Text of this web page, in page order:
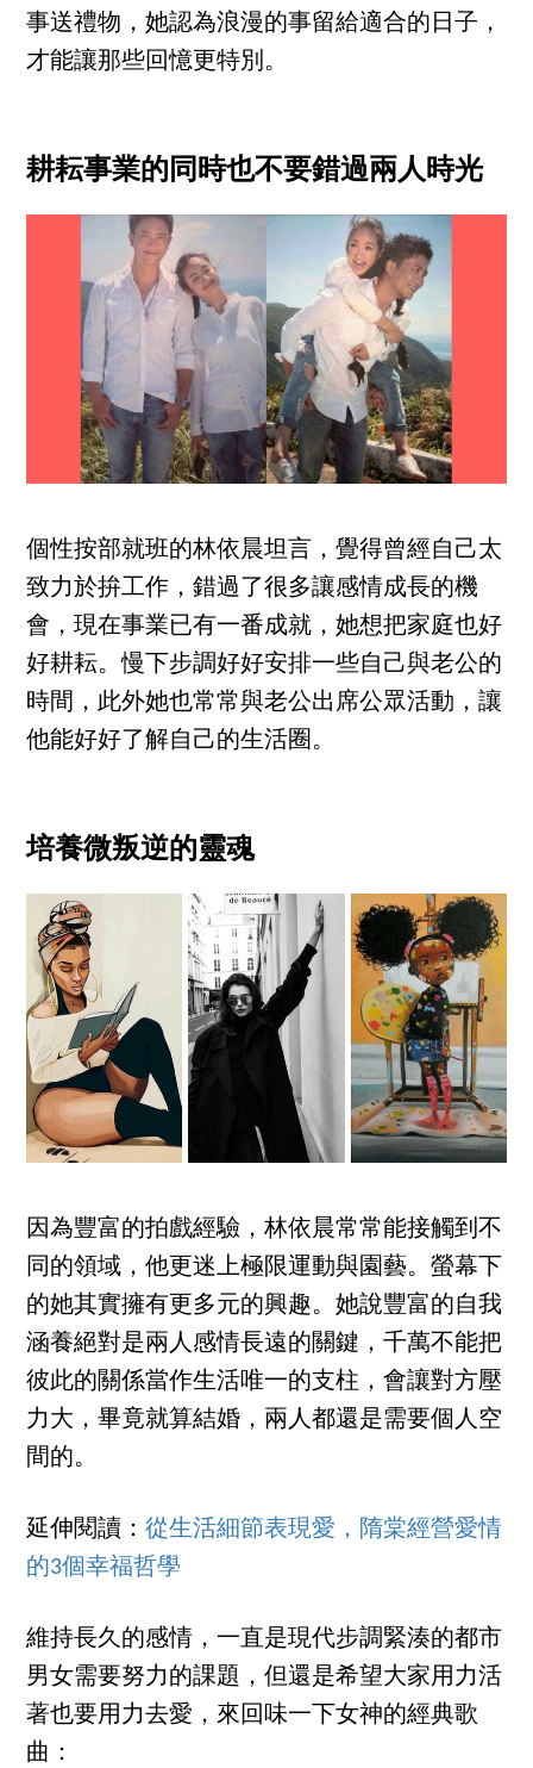
事送禮物，她認為浪漫的事留給適合的日子，
才能讓那些回憶更特別。
耕耘事業的同時也不要錯過兩人時光
個性按部就班的林依晨坦言，覺得曾經自己太
致力於拚工作，錯過了很多讓感情成長的機
會，現在事業已有一番成就，她想把家庭也好
好耕耘。慢下步調好好安排一些自己與老公的
時間，此外她也常常與老公出席公眾活動，讓
他能好好了解自己的生活圈。
培養微叛逆的靈魂
因為豐富的拍戲經驗，林依晨常常能接觸到不
同的領域，他更迷上極限運動與園藝。螢幕下
的她其實擁有更多元的興趣。她說豐富的自我
涵養絕對是兩人感情長遠的關鍵，千萬不能把
彼此的關係當作生活唯一的支柱，會讓對方壓
力大，畢竟就算結婚，兩人都還是需要個人空
間的。
延伸閱讀：從生活細節表現愛，隋棠經營愛情
的3個幸福哲學
維持長久的感情，一直是現代步調緊湊的都市
男女需要努力的課題，但還是希望大家用力活
著也要用力去愛，來回味一下女神的經典歌
曲：